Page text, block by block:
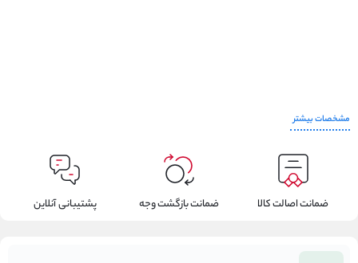
مشخصات بیشتر
ضمانت اصالت کالا ضمانت بازگشت وجه پشتیبانی آنلاین